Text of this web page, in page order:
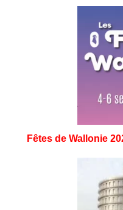
Fêtes de Wallonie